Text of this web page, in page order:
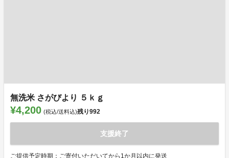
無洗米 さがびより ５ｋｇ
¥4,200 (税込/送料込)残り992
支援終了
ご提供予定時期：ご寄付いただいてから1か月以内に発送